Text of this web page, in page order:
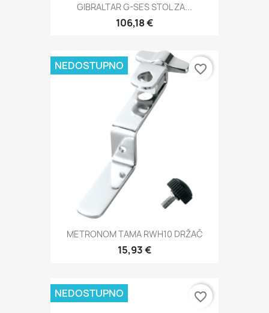
GIBRALTAR G-SES STOL ZA...
106,18 €
METRONOM TAMA RWH10 DRŽAČ
15,93 €
NEDOSTUPNO favorite_border
NEDOSTUPNO favorite_border